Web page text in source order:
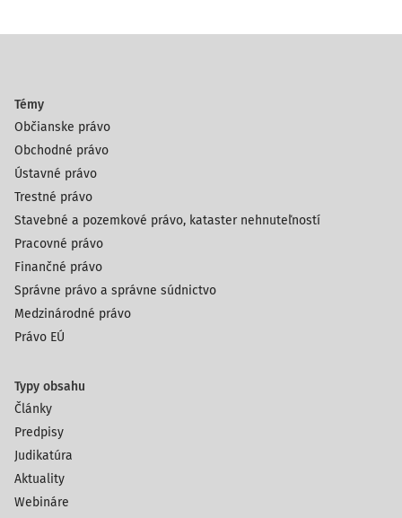
Témy
Občianske právo
Obchodné právo
Ústavné právo
Trestné právo
Stavebné a pozemkové právo, kataster nehnuteľností
Pracovné právo
Finančné právo
Správne právo a správne súdnictvo
Medzinárodné právo
Právo EÚ
Typy obsahu
Články
Predpisy
Judikatúra
Aktuality
Webináre